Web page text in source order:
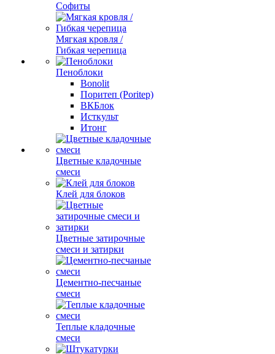
Софиты
Мягкая кровля /
Гибкая черепица
Пеноблоки
Bonolit
Поритеп (Poritep)
ВКБлок
Исткульт
Итонг
Цветные кладочные
смеси
Клей для блоков
Цветные затирочные
смеси и затирки
Цементно-песчаные
смеси
Теплые кладочные
смеси